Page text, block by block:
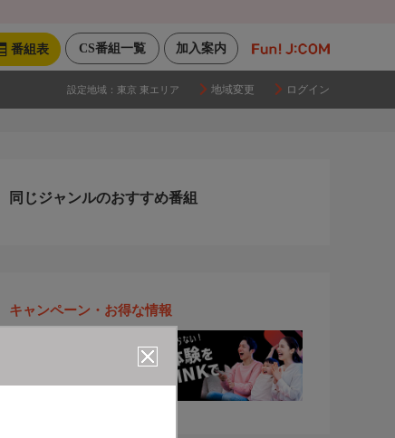
加入案内
CS番組一覧
番組表
設定地域： 東京 東エリア 地域変更 ログイン
同じジャンルのおすすめ番組
キャンペーン・お得な情報